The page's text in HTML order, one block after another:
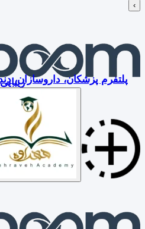
›
پلتفرم پزشکان، داروسازان،زیبایی